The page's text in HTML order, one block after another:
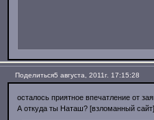
Поделиться5 августа, 2011г. 17:15:28
осталось приятное впечатление от
А откуда ты Наташ? [взломанный сайт]